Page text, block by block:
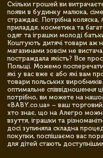
Скільки грошей ви
появи в будинку малюка,
страждає. Потрібна коляска,
приладдя, косметика та
одяг та іграшки молоді
Коштують дитячі товари аж
магазинами зовсім не
постраждала якість? Все
Польщі. Можемо
які у вас вже є або які вам
товари польських
оптимальне співвідношення
потрібно, ви можете на
«BABY.co.ua» – ваш
хто знає, що на Алегро
взуття, іграшки та
досі зупиняла складна
покупки, поспішаємо вас
для дітей стають